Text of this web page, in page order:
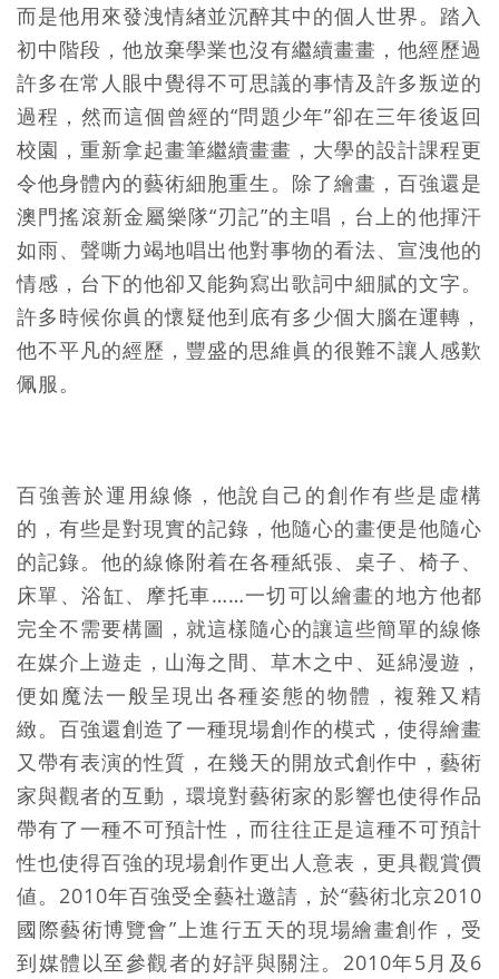
而是他用來發洩情緖並沉醉其中的個人世界。踏入
初中階段，他放棄學業也沒有繼續畫畫，他經歷過
許多在常人眼中覺得不可思議的事情及許多叛逆的
過程，然而這個曾經的“問題少年”卻在三年後返回
校園，重新拿起畫筆繼續畫畫，大學的設計課程更
令他身體內的藝術細胞重生。除了繪畫，百強還是
澳門搖滾新金屬樂隊“刃記”的主唱，台上的他揮汗
如雨、聲嘶力竭地唱出他對事物的看法、宣洩他的
情感，台下的他卻又能夠寫出歌詞中細膩的文字。
許多時候你眞的懷疑他到底有多少個大腦在運轉，
他不平凡的經歷，豐盛的思維眞的很難不讓人感歎
佩服。
百強善於運用線條，他說自己的創作有些是虛構
的，有些是對現實的記錄，他隨心的畫便是他隨心
的記錄。他的線條附着在各種紙張、桌子、椅子、
床單、浴缸、摩托車……一切可以繪畫的地方他都
完全不需要構圖，就這樣隨心的讓這些簡單的線條
在媒介上遊走，山海之間、草木之中、延綿漫遊，
便如魔法一般呈現出各種姿態的物體，複雜又精
緻。百強還創造了一種現場創作的模式，使得繪畫
又帶有表演的性質，在幾天的開放式創作中，藝術
家與觀者的互動，環境對藝術家的影響也使得作品
帶有了一種不可預計性，而往往正是這種不可預計
性也使得百強的現場創作更出人意表，更具觀賞價
値。2010年百強受全藝社邀請，於“藝術北京2010
國際藝術博覽會”上進行五天的現場繪畫創作，受
到媒體以至參觀者的好評與關注。2010年5月及6